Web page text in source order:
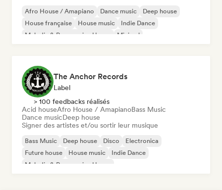
Afro House / Amapiano Dance music
Deep house
House française
House music
Indie Dance
Melodic & Progressive House
Minimal
The Anchor Records
Label
> 100 feedbacks réalisés
Acid houseAfro House / AmapianoBass Music
Dance musicDeep house
Signer des artistes et/ou sortir leur musique
Bass Music Deep house Disco
Electronica
Future house
House music
Indie Dance
Melodic & Progressive House